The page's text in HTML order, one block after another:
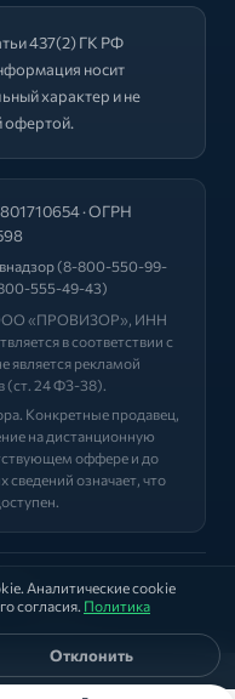
Аналитические cookie
согласия. Политика
Отклонить
437(2) ГК РФ
носит
характер и не
офертой.
· ОГРН
(8-800-550-99-
555-49-43)
ООО «ПРОВИЗОР», ИНН
в соответствии с
является рекламой
(ст. 24 ФЗ-38).
Конкретные продавец,
на дистанционную
оффере и до
сведений означает, что
| Лицензии